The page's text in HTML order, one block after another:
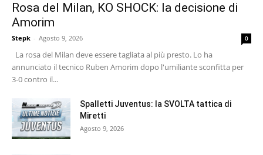
Rosa del Milan, KO SHOCK: la decisione di
Amorim
Stepk - Agosto 9, 2026 0
La rosa del Milan deve essere tagliata al più presto. Lo ha
annunciato il tecnico Ruben Amorim dopo l'umiliante sconfitta per
3-0 contro il...
Spalletti Juventus: la SVOLTA tattica di
Miretti
Agosto 9, 2026